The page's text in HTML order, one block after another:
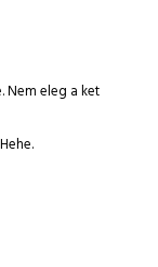
Nem eleg a ket